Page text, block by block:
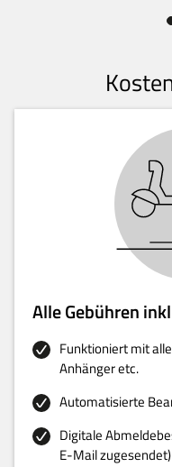
Alle Gebühren
Funktioniert mit
Anhänger etc.
Automatisierte
Digitale
E-Mail zugesendet)